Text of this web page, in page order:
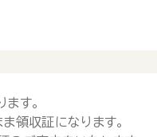
す。
領収証になります。